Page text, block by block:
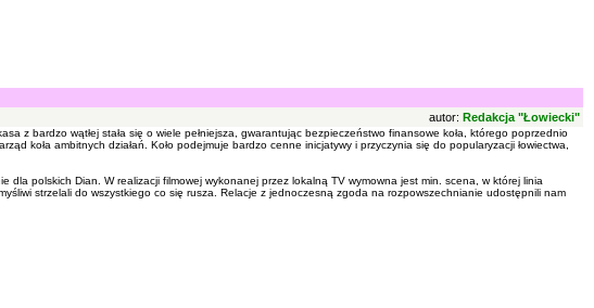
autor: Redakcja "Łowiecki"
z bardzo wątłej stała się o wiele pełniejsza, gwarantując bezpieczeństwo finansowe koła, którego poprzednio
koła ambitnych działań. Koło podejmuje bardzo cenne inicjatywy i przyczynia się do popularyzacji łowiectwa,
polskich Dian. W realizacji filmowej wykonanej przez lokalną TV wymowna jest min. scena, w której linia
strzelali do wszystkiego co się rusza. Relacje z jednoczesną zgoda na rozpowszechnianie udostępnili nam